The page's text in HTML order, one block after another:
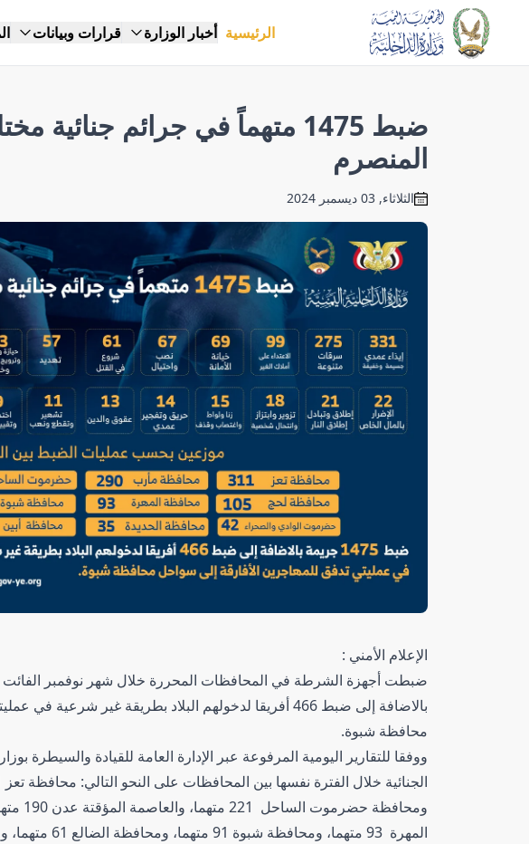
الرئيسية أخبار الوزارة قرارات وبيانات
ضبط 1475 متهماً في جرائم جنائية
المنصرم
الثلاثاء, 03 ديسمبر 2024
الإعلام الأمني :
بالاضافة إلى ضبط 466 أفريقا لدخولهم البلاد بطريقة غير
محافظة شبوة.
ووفقا للتقارير اليومية المرفوعة عبر الإدارة العامة للقيادة والسيطرة